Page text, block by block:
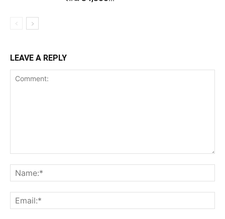
LEAVE A REPLY